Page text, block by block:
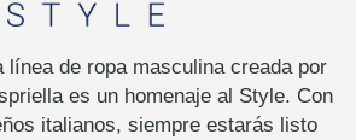
línea de ropa masculina creada por
es un homenaje al Style. Con
italianos, siempre estarás listo